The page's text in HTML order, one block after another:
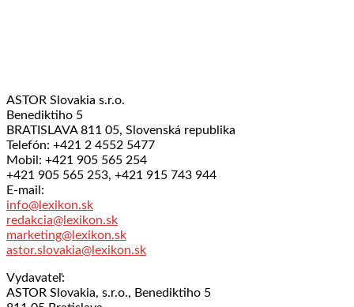
ASTOR Slovakia s.r.o.
Benediktiho 5
BRATISLAVA 811 05, Slovenská republika
Telefón: +421 2 4552 5477
Mobil: +421 905 565 254
+421 905 565 253, +421 915 743 944
E-mail:
info@lexikon.sk
redakcia@lexikon.sk
marketing@lexikon.sk
astor.slovakia@lexikon.sk
Vydavateľ:
ASTOR Slovakia, s.r.o., Benediktiho 5